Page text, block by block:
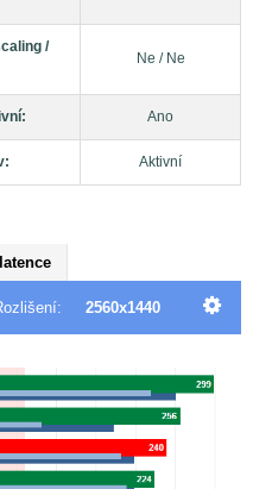
/
Ne / Ne
Ano
Aktivní
2560x1440